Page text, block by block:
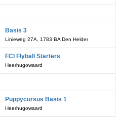
Basis 3
Linieweg 27A, 1783 BA Den Helder
FCI Flyball Starters
Heerhugowaard
Puppycursus Basis 1
Heerhugowaard